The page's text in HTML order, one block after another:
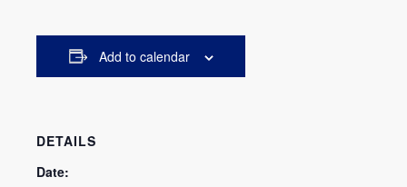
Add to calendar
DETAILS
Date: